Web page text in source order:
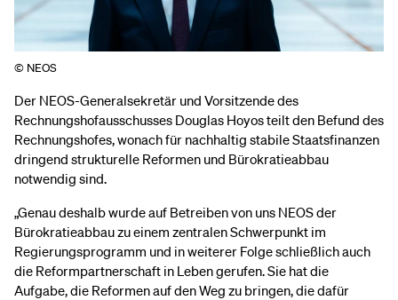
© NEOS
Der NEOS-Generalsekretär und Vorsitzende des
Rechnungshofausschusses Douglas Hoyos teilt den Befund des
Rechnungshofes, wonach für nachhaltig stabile Staatsfinanzen
dringend strukturelle Reformen und Bürokratieabbau
notwendig sind.
„Genau deshalb wurde auf Betreiben von uns NEOS der
Bürokratieabbau zu einem zentralen Schwerpunkt im
Regierungsprogramm und in weiterer Folge schließlich auch
die Reformpartnerschaft in Leben gerufen. Sie hat die
Aufgabe, die Reformen auf den Weg zu bringen, die dafür